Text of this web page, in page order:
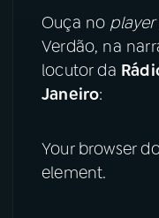
Ouça no player
Verdão, na
locutor da
Janeiro:
Your browser
element.